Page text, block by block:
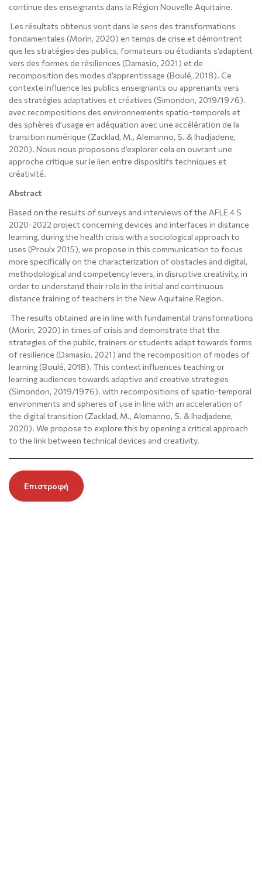
continue des enseignants dans la Région Nouvelle Aquitaine.
Les résultats obtenus vont dans le sens des transformations
fondamentales (Morin, 2020) en temps de crise et démontrent
que les stratégies des publics, formateurs ou étudiants s’adaptent
vers des formes de résiliences (Damasio, 2021) et de
recomposition des modes d’apprentissage (Boulé, 2018). Ce
contexte influence les publics enseignants ou apprenants vers
des stratégies adaptatives et créatives (Simondon, 2019/1976).
avec recompositions des environnements spatio-temporels et
des sphères d’usage en adéquation avec une accélération de la
transition numérique (Zacklad, M., Alemanno, S. & Ihadjadene,
2020). Nous nous proposons d’explorer cela en ouvrant une
approche critique sur le lien entre dispositifs techniques et
créativité.
Abstract
Based on the results of surveys and interviews of the AFLE 4 S
2020-2022 project concerning devices and interfaces in distance
learning, during the health crisis with a sociological approach to
uses (Proulx 2015), we propose in this communication to focus
more specifically on the characterization of obstacles and digital,
methodological and competency levers, in disruptive creativity, in
order to understand their role in the initial and continuous
distance training of teachers in the New Aquitaine Region.
The results obtained are in line with fundamental transformations
(Morin, 2020) in times of crisis and demonstrate that the
strategies of the public, trainers or students adapt towards forms
of resilience (Damasio, 2021) and the recomposition of modes of
learning (Boulé, 2018). This context influences teaching or
learning audiences towards adaptive and creative strategies
(Simondon, 2019/1976). with recompositions of spatio-temporal
environments and spheres of use in line with an acceleration of
the digital transition (Zacklad, M., Alemanno, S. & Ihadjadene,
2020). We propose to explore this by opening a critical approach
to the link between technical devices and creativity.
Επιστροφή